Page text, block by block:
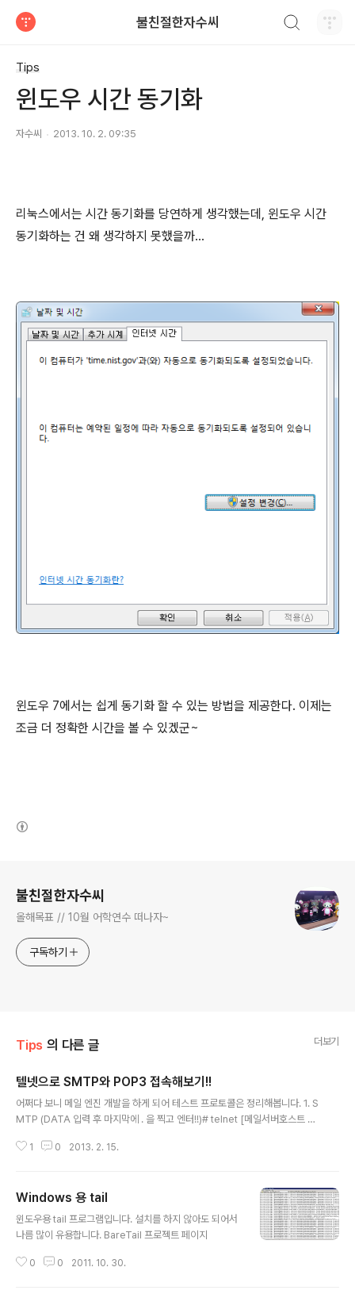
불친절한자수씨
Tips
윈도우 시간 동기화
자수씨 2013. 10. 2. 09:35
리눅스에서는 시간 동기화를 당연하게 생각했는데, 윈도우 시간
동기화하는 건 왜 생각하지 못했을까...
윈도우 7에서는 쉽게 동기화 할 수 있는 방법을 제공한다. 이제는
조금 더 정확한 시간을 볼 수 있겠군~
불친절한자수씨
올해목표 // 10월 어학연수 떠나자~
구독하기
Tips 의 다른 글 더보기
텔넷으로 SMTP와 POP3 접속해보기!!
어쩌다 보니 메일 엔진 개발을 하게 되어 테스트 프로토콜은 정리해봅니다. 1. S
MTP (DATA 입력 후 마지막에 . 을 찍고 엔터!!)# telnet [메일서버호스트 or
TO: [받는 메일 주소]> DATA [본문 내용 삽입]. 2. POP3# telnet [메일서
표시다른 것들도 있지만... 일단 이것만 있어도 될 듯하여...
1 0 2013. 2. 15.
Windows 용 tail
윈도우용 tail 프로그램입니다. 설치를 하지 않아도 되어서
나름 많이 유용합니다. BareTail 프로젝트 페이지
0 0 2011. 10. 30.